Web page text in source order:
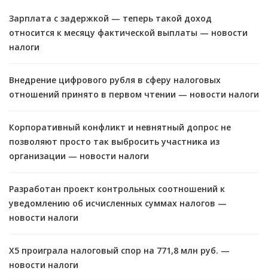
Зарплата с задержкой — теперь такой доход
относится к месяцу фактической выплаты — новости
налоги
Внедрение цифрового рубля в сферу налоговых
отношений принято в первом чтении — новости налоги
Корпоративный конфликт и невнятный допрос не
позволяют просто так выбросить участника из
организации — новости налоги
Разработан проект контрольных соотношений к
уведомлению об исчисленных суммах налогов —
новости налоги
X5 проиграла налоговый спор на 771,8 млн руб. —
новости налоги